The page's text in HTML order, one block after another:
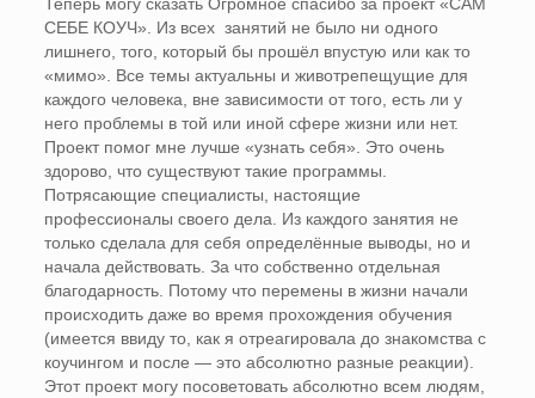
СЕБЕ КОУЧ». Из всех занятий не было ни одного
лишнего, того, который бы прошёл впустую или как то
«мимо». Все темы актуальны и животрепещущие для
каждого человека, вне зависимости от того, есть ли у
него проблемы в той или иной сфере жизни или нет.
Проект помог мне лучше «узнать себя». Это очень
здорово, что существуют такие программы.
Потрясающие специалисты, настоящие
профессионалы своего дела. Из каждого занятия не
только сделала для себя определённые выводы, но и
начала действовать. За что собственно отдельная
благодарность. Потому что перемены в жизни начали
происходить даже во время прохождения обучения
(имеется ввиду то, как я отреагировала до знакомства с
коучингом и после — это абсолютно разные реакции).
Этот проект могу посоветовать абсолютно всем людям,